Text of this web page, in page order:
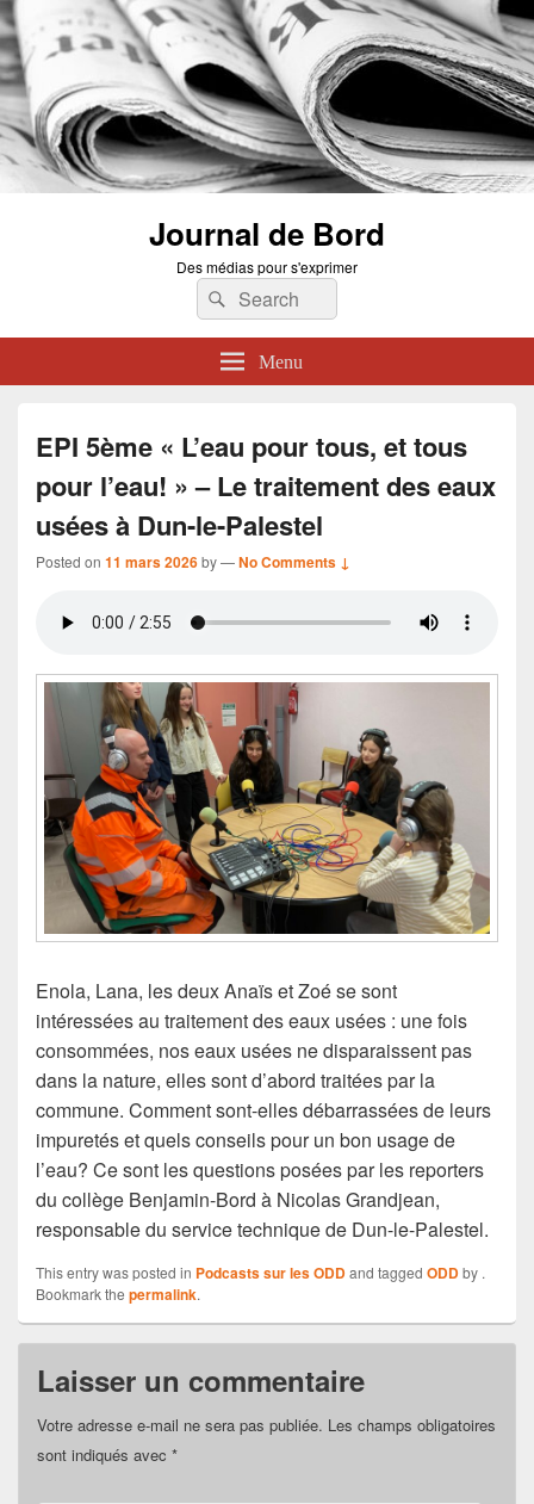
Journal de Bord
Des médias pour s'exprimer
Search
for:
Search
Menu
EPI 5ème « L’eau pour tous, et tous
pour l’eau! » – Le traitement des eaux
usées à Dun-le-Palestel
Posted on 11 mars 2026by—No Comments ↓
Enola, Lana, les deux Anaïs et Zoé se sont
intéressées au traitement des eaux usées : une fois
consommées, nos eaux usées ne disparaissent pas
dans la nature, elles sont d’abord traitées par la
commune. Comment sont-elles débarrassées de leurs
impuretés et quels conseils pour un bon usage de
l’eau? Ce sont les questions posées par les reporters
du collège Benjamin-Bord à Nicolas Grandjean,
responsable du service technique de Dun-le-Palestel.
This entry was posted in Podcasts sur les ODDand tagged ODDby .
Bookmark the permalink.
Laisser un commentaire
Votre adresse e-mail ne sera pas publiée. Les champs obligatoires
sont indiqués avec *